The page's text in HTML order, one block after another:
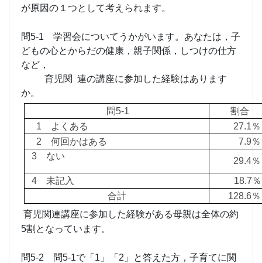
が原因の１つとして考えられます。
問5-1 学習会についてうかがいます。あなたは，子
どもの心とからだの健康，親子関係，しつけの仕方
など，
育児関 連の講座に参加した経験はあります
か。
問5-1
割合
1 よくある
27.1
2 何回かはある
7.9
3 ない
29.4
4 未記入
18.7％
合計
128.6
育児関連講座に参加した経験がある母親は全体の約
5割となっています。
問5-2 問5-1で「1」「2」と答えた方，子育てに関